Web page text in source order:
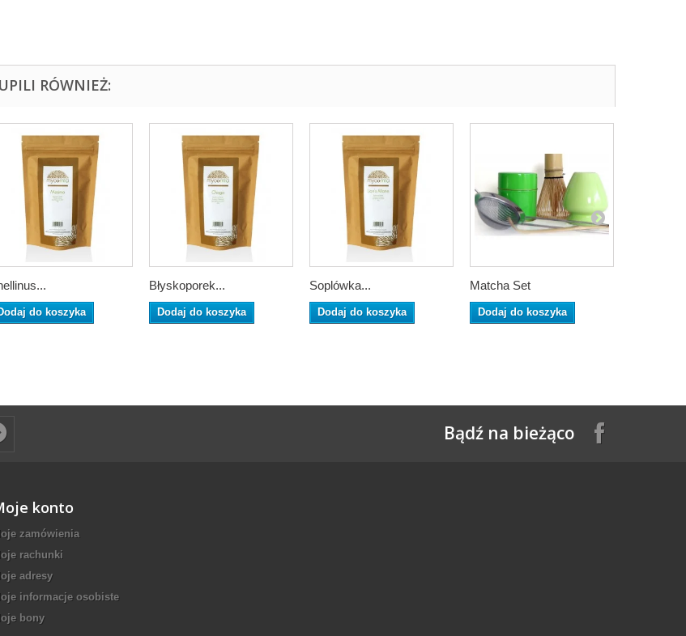
RÓWNIEŻ:
do koszyka
Błyskoporek...
Dodaj do koszyka
Soplówka...
Dodaj do koszyka
Matcha Set
Dodaj do koszyka
Bądź na bieżąco
konto
zamówienia
rachunki
adresy
informacje osobiste
bony